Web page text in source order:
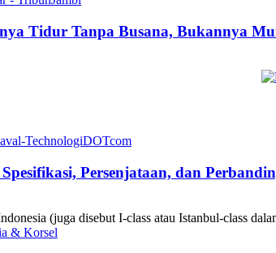
Tidur Tanpa Busana, Bukannya
Persenjataan, dan
(juga disebut I-class atau Istanbul-class